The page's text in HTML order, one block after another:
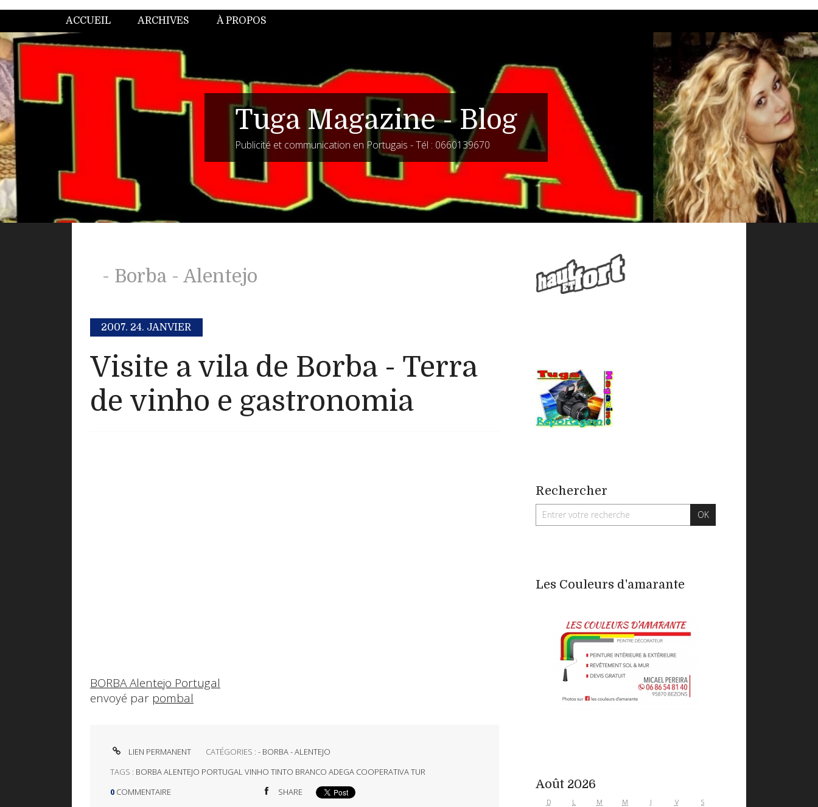
ACCUEIL ARCHIVES À PROPOS
Tuga Magazine - Blog
Publicité et communication en Portugais - Tél : 0660139670
- Borba - Alentejo
2007. 24. JANVIER
Visite a vila de Borba - Terra
de vinho e gastronomia
BORBA Alentejo Portugal
envoyé par pombal
LIEN PERMANENT CATÉGORIES :- BORBA - ALENTEJO
TAGS : BORBA ALENTEJO PORTUGAL VINHO TINTO BRANCO ADEGA COOPERATIVA TUR
0 COMMENTAIRE SHARE
Rechercher
Les Couleurs d'amarante
Août 2026
D L M M J V S